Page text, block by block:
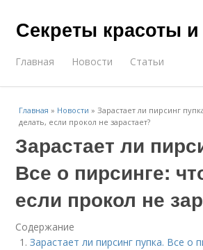
Секреты красоты
Главная Новости Статьи
Главная » Новости »Зарастает ли пирсинг
делать, если прокол не зарастает?
Зарастает ли
Все о пирсинге:
если прокол не
Содержание
Зарастает ли пирсинг пупка. Все о